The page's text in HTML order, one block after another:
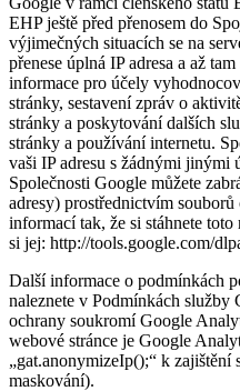
EHP ještě před přenosem do
výjimečných situacích se na
přenese úplná IP adresa a až
informace pro účely
stránky, sestavení zpráv o
stránky a poskytování dalších
stránky a používání internetu.
vaši IP adresu s žádnými jinými
Společnosti Google můžete
adresy) prostřednictvím
informací tak, že si stáhnete
si jej: http://tools.google.com/
Další informace o podmínkách
naleznete v Podmínkách služby
ochrany soukromí Google
webové stránce je Google
„gat.anonymizeIp();“ k zajištění
maskování).